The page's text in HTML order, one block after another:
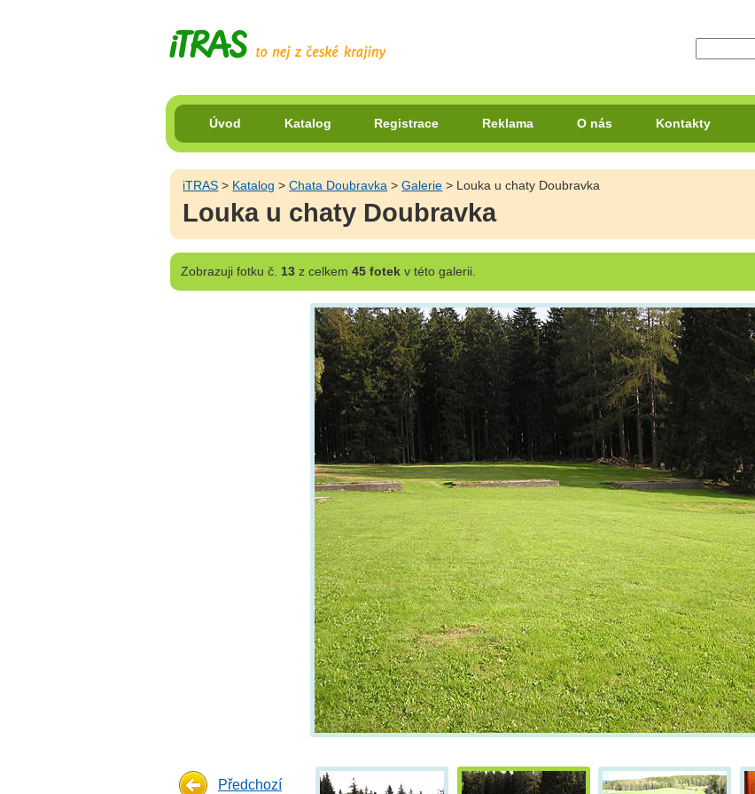
Úvod Katalog Registrace Reklama O nás Kontakty
iTRAS > Katalog >Chata Doubravka >Galerie > Louka u chaty Doubravka
Louka u chaty Doubravka
Zobrazujifotku č. 13z celkem 45 fotekv této galerii.
Předchozí